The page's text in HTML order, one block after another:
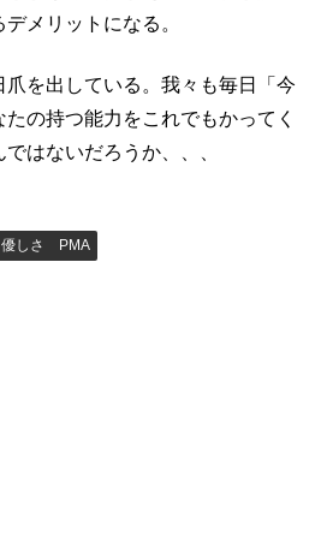
メリットになる。
を出している。我々も毎日「今
の持つ能力をこれでもかってく
はないだろうか、、、
しさ PMA